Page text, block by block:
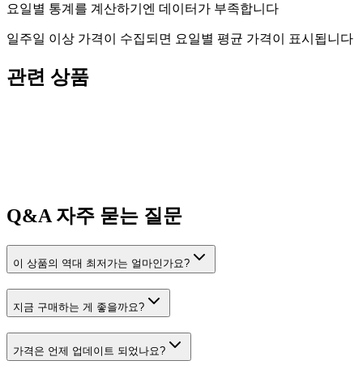
요일별 통계를 계산하기엔 데이터가 부족합니다
일주일 이상 가격이 수집되면 요일별 평균 가격이 표시됩니다
관련 상품
Q&A자주 묻는 질문
이 상품의 역대 최저가는 얼마인가요?
지금 구매하는 게 좋을까요?
가격은 언제 업데이트 되었나요?